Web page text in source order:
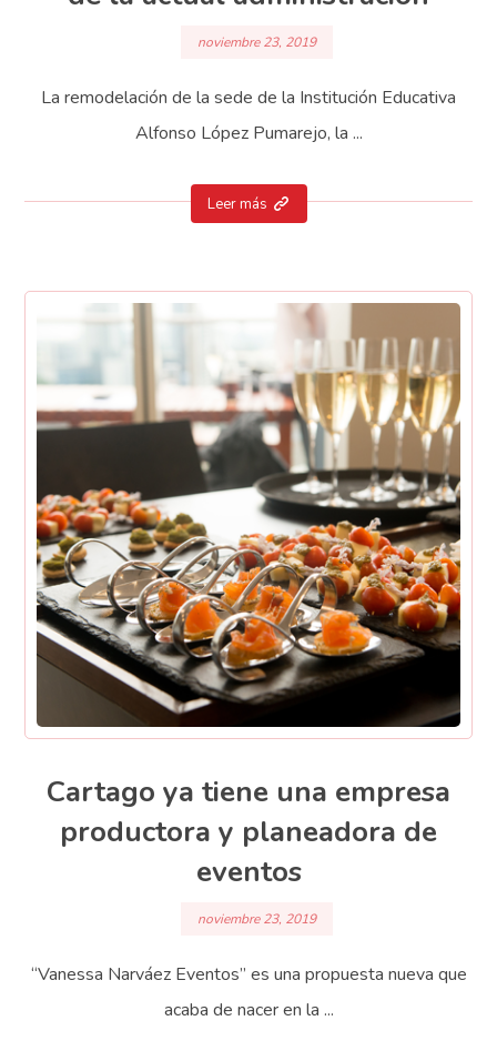
noviembre 23, 2019
La remodelación de la sede de la Institución Educativa
Alfonso López Pumarejo, la ...
Leer más
Cartago ya tiene una empresa
productora y planeadora de
eventos
noviembre 23, 2019
“Vanessa Narváez Eventos” es una propuesta nueva que
acaba de nacer en la ...